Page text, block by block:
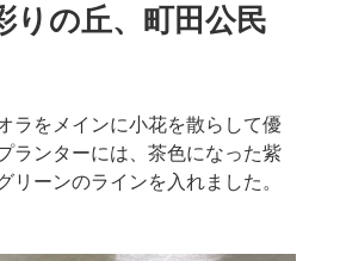
りの丘、町田公民
ラをメインに小花を散らして優
ランターには、茶色になった紫
ーンのラインを入れました。